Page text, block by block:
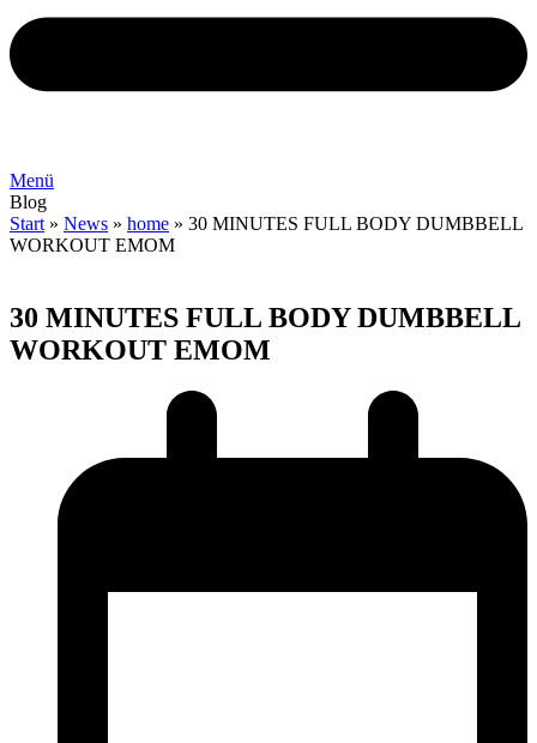
Menü
Blog
Start » News » home » 30 MINUTES FULL BODY DUMBBELL
WORKOUT EMOM
30 MINUTES FULL BODY DUMBBELL
WORKOUT EMOM